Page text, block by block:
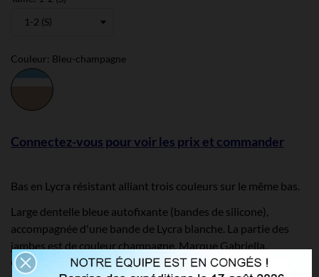
Couleur: Bleu-champagne
champagne
Connectez-vous pour voir les prix et commander
Bas en Lycra résistant alliant trois couleurs sur le même bas.
Large dentelle bleue autofixante (bandes de silicone),
accompagnée d'une bande de Lycra blanche. La partie des
jambes est de couleur champagne. Marque Gabriella,
Collection In Love modèle Katherine.